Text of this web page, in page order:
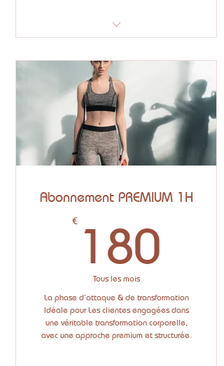
lymphatique 1H
✔️ 🎁 1 bonus/mois inclus: Dôme
japonais ou presso
✔️ 1 article expert / mois
✔️ 1 recette exclusive / mois
✔️ 1 accès prioritaire aux nouveautés
Abonnement PREMIUM 1H
€ 180
Tous les mois
La phase d’attaque & de transformation
Idéale pour Les clientes engagées dans
une véritable transformation corporelle,
avec une approche premium et structurée.